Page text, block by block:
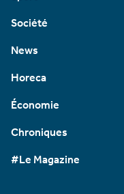
Société
News
Horeca
Économie
Chroniques
#Le Magazine